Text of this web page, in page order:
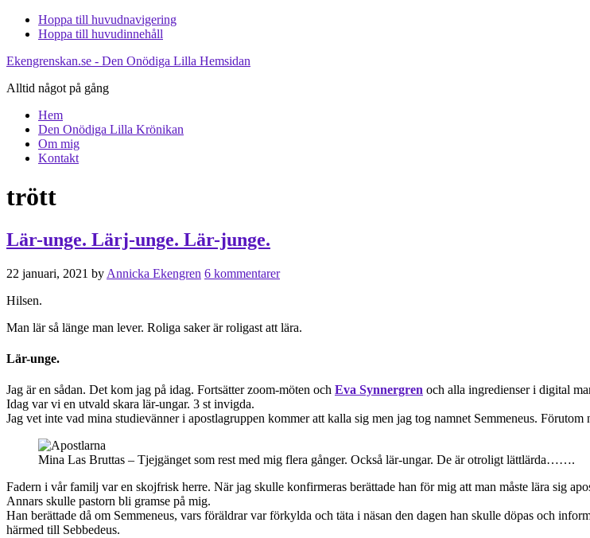
Hoppa till huvudnavigering
Hoppa till huvudinnehåll
Ekengrenskan.se - Den Onödiga Lilla Hemsidan
Alltid något på gång
Hem
Den Onödiga Lilla Krönikan
Om mig
Kontakt
trött
Lär-unge. Lärj-unge. Lär-junge.
22 januari, 2021 by Annicka Ekengren 6 kommentarer
Hilsen.
Man lär så länge man lever. Roliga saker är roligast att lära.
Lär-unge.
Jag är en sådan. Det kom jag på idag. Fortsätter zoom-möten och Eva Synnergren och alla ingredienser i digital
Idag var vi en utvald skara lär-ungar. 3 st invigda.
Jag vet inte vad mina studievänner i apostlagruppen kommer att kalla sig men jag tog namnet Semmeneus.
Mina Las Bruttas – Tjejgänget som rest med mig flera gånger. Också lär-ungar. De är otroligt lättlärda…….
Fadern i vår familj var en skojfrisk herre. När jag skulle konfirmeras berättade han för mig att man måste lära sig
Annars skulle pastorn bli gramse på mig.
Han berättade då om Semmeneus, vars föräldrar var förkylda och täta i näsan den dagen han skulle döpas och
härmed till Sebbedeus.